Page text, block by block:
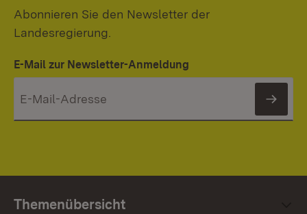
Abonnieren Sie den Newsletter der
Landesregierung.
E-Mail zur Newsletter-Anmeldung
Themenübersicht